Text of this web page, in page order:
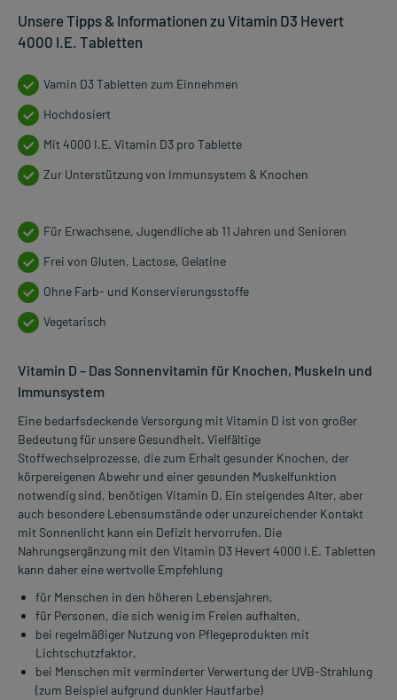
Unsere Tipps & Informationen zu Vitamin D3 Hevert
4000 I.E. Tabletten
Vamin D3 Tabletten zum Einnehmen
Hochdosiert
Mit 4000 I.E. Vitamin D3 pro Tablette
Zur Unterstützung von Immunsystem & Knochen
Für Erwachsene, Jugendliche ab 11 Jahren und Senioren
Frei von Gluten, Lactose, Gelatine
Ohne Farb- und Konservierungsstoffe
Vegetarisch
Vitamin D – Das Sonnenvitamin für Knochen, Muskeln und
Immunsystem
Eine bedarfsdeckende Versorgung mit Vitamin D ist von großer
Bedeutung für unsere Gesundheit. Vielfältige
Stoffwechselprozesse, die zum Erhalt gesunder Knochen, der
körpereigenen Abwehr und einer gesunden Muskelfunktion
notwendig sind, benötigen Vitamin D. Ein steigendes Alter, aber
auch besondere Lebensumstände oder unzureichender Kontakt
mit Sonnenlicht kann ein Defizit hervorrufen. Die
Nahrungsergänzung mit den Vitamin D3 Hevert 4000 I.E. Tabletten
kann daher eine wertvolle Empfehlung
für Menschen in den höheren Lebensjahren,
für Personen, die sich wenig im Freien aufhalten,
bei regelmäßiger Nutzung von Pflegeprodukten mit
Lichtschutzfaktor,
bei Menschen mit verminderter Verwertung der UVB-Strahlung
(zum Beispiel aufgrund dunkler Hautfarbe)